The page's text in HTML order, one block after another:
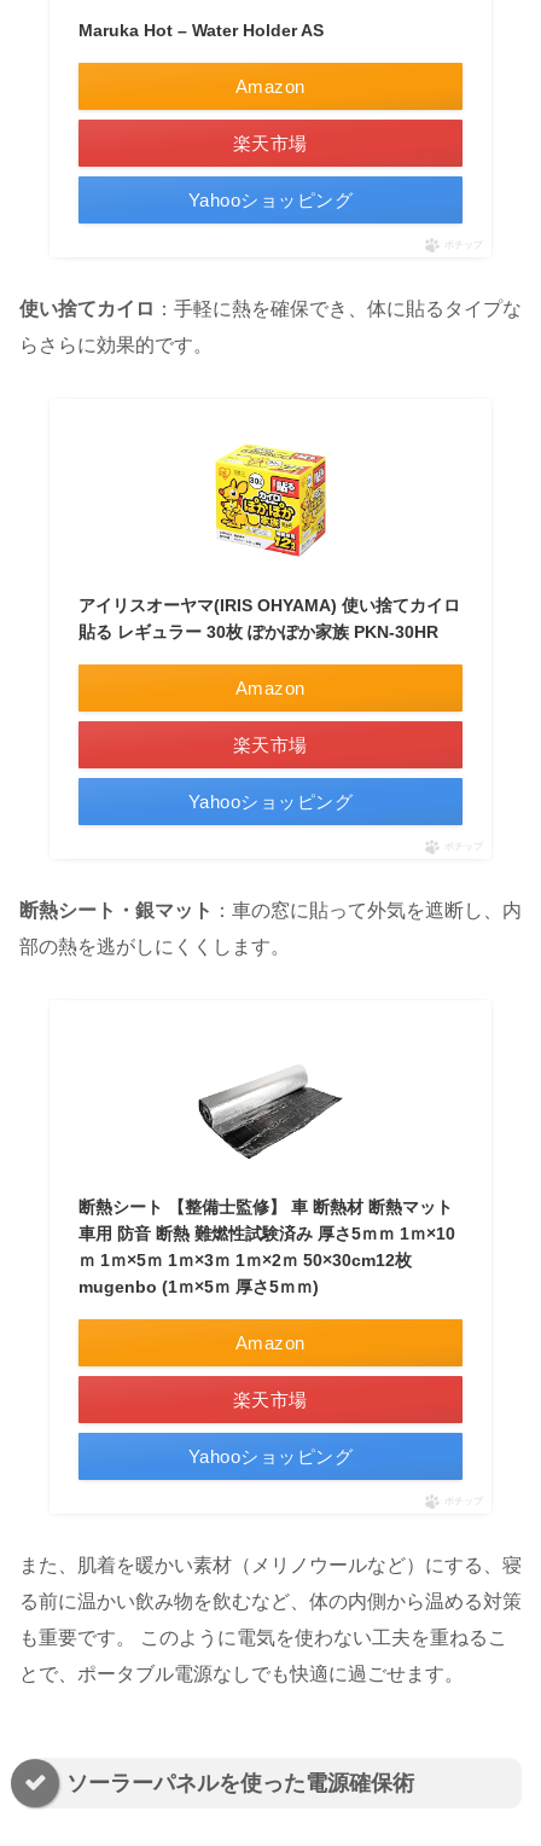
Maruka Hot – Water Holder AS
Amazon
楽天市場
Yahooショッピング
ポチップ
使い捨てカイロ ：手軽に熱を確保でき、体に貼るタイプな
らさらに効果的です。
アイリスオーヤマ(IRIS OHYAMA) 使い捨てカイロ
貼る レギュラー 30枚 ぽかぽか家族 PKN-30HR
Amazon
楽天市場
Yahooショッピング
ポチップ
断熱シート・銀マット ：車の窓に貼って外気を遮断し、内
部の熱を逃がしにくくします。
断熱シート 【整備士監修】 車 断熱材 断熱マット
車用 防音 断熱 難燃性試験済み 厚さ5ｍｍ 1ｍ×10
ｍ 1ｍ×5ｍ 1ｍ×3ｍ 1ｍ×2ｍ 50×30cm12枚
mugenbo (1ｍ×5ｍ 厚さ5ｍｍ)
Amazon
楽天市場
Yahooショッピング
ポチップ
また、肌着を暖かい素材（メリノウールなど）にする、寝
る前に温かい飲み物を飲むなど、体の内側から温める対策
も重要です。 このように電気を使わない工夫を重ねるこ
とで、ポータブル電源なしでも快適に過ごせます。
ソーラーパネルを使った電源確保術